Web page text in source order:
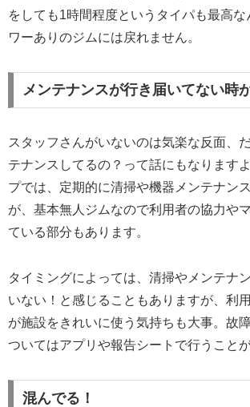
をしても1時間程度というタイパも最高な
ワーありのジムには戻れません。
メンテナンスが行き届いてない時
スタッフさんがいないのは気楽な反面、
テナンスしてるの？って話にもなります
プでは、定期的に清掃や機器メンテナン
が、基本無人ジムなので利用者の協力や
ている部分もあります。
タイミングによっては、清掃やメンテナ
いない！と感じることもありますが、利
が施設をきれいに使う気持ちも大事。故
ついてはアプリや報告シートで行うことが
混んでる！